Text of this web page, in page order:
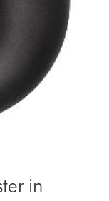
in